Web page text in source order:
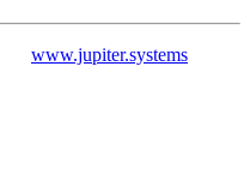
www.jupiter.systems